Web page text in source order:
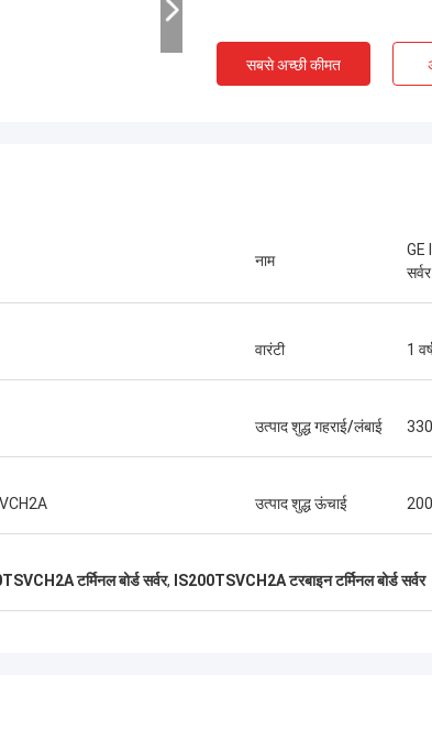
सबसे अच्छी कीमत
नाम
GE
सर्वर
वारंटी 1
उत्पाद शुद्ध गहराई/लंबाई 330
उत्पाद शुद्ध ऊंचाई 200
टर्मिनल बोर्ड सर्वर, IS200TSVCH2A टरबाइन टर्मिनल बोर्ड सर्वर